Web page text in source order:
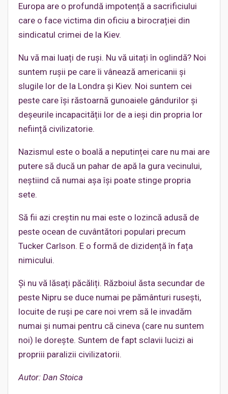
Europa are o profundă impotență a sacrificiului
care o face victima din oficiu a birocrației din
sindicatul crimei de la Kiev.
Nu vă mai luați de ruși. Nu vă uitați în oglindă? Noi
suntem rușii pe care îi vânează americanii și
slugile lor de la Londra și Kiev. Noi suntem cei
peste care își răstoarnă gunoaiele gândurilor și
deșeurile incapacității lor de a ieși din propria lor
neființă civilizatorie.
Nazismul este o boală a neputinței care nu mai are
putere să ducă un pahar de apă la gura vecinului,
neștiind că numai așa își poate stinge propria
sete.
Să fii azi creștin nu mai este o lozincă adusă de
peste ocean de cuvântători populari precum
Tucker Carlson. E o formă de dizidență în fața
nimicului.
Și nu vă lăsați păcăliți. Războiul ăsta secundar de
peste Nipru se duce numai pe pământuri rusești,
locuite de ruși pe care noi vrem să le invadăm
numai și numai pentru că cineva (care nu suntem
noi) le dorește. Suntem de fapt sclavii lucizi ai
propriii paralizii civilizatorii.
Autor: Dan Stoica